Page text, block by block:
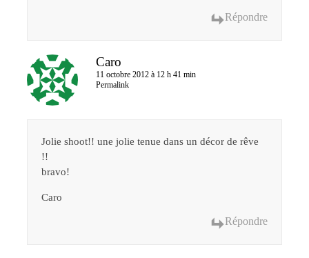
Répondre
Caro
11 octobre 2012 à 12 h 41 min
Permalink
Jolie shoot!! une jolie tenue dans un décor de rêve
!!
bravo!
Caro
Répondre